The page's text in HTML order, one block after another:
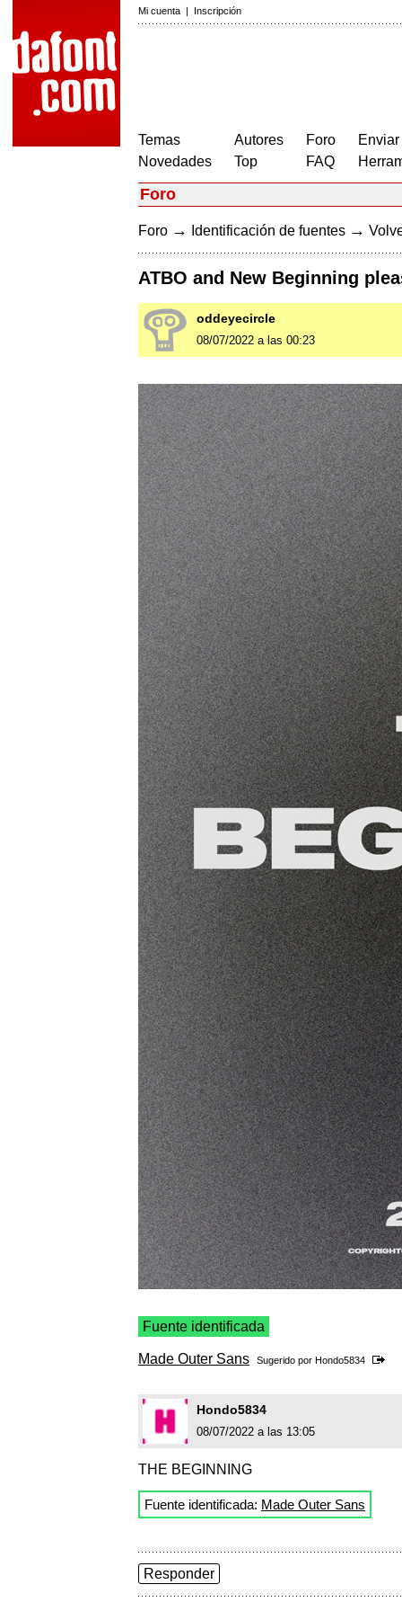
Mi cuenta | Inscripción
Temas
Novedades
Autores
Top
Foro
FAQ
Foro
Foro → Identificación de fuentes →
ATBO and New Beginning
oddeyecircle
08/07/2022 a las 00:23
Fuente identificada
Made Outer Sans Sugerido por Hondo5834
Hondo5834
08/07/2022 a las 13:05
THE BEGINNING
Fuente identificada: Made Outer Sans
Responder